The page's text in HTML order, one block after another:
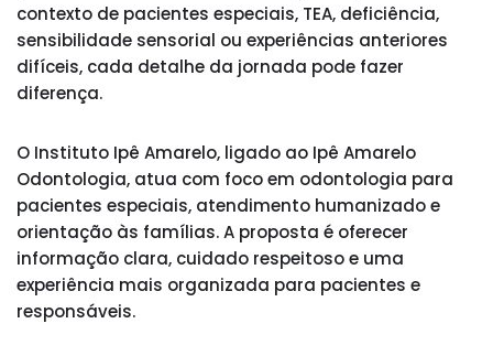
contexto de pacientes especiais, TEA, deficiência,
sensibilidade sensorial ou experiências anteriores
difíceis, cada detalhe da jornada pode fazer
diferença.
O Instituto Ipê Amarelo, ligado ao Ipê Amarelo
Odontologia, atua com foco em odontologia para
pacientes especiais, atendimento humanizado e
orientação às famílias. A proposta é oferecer
informação clara, cuidado respeitoso e uma
experiência mais organizada para pacientes e
responsáveis.